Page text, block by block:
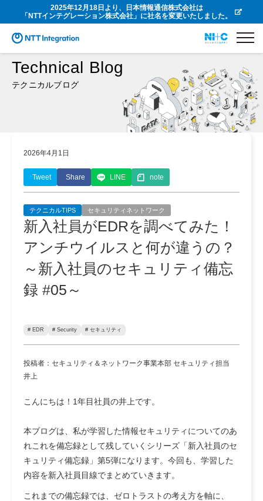
2025年12月18日より、日本情報通信株式会社は
「NTTインテグレーション株式会社」に社名を変更いたしました。
Technical Blog
テクニカルブログ
2026年4月1日
Tweet Share LINE note
テクニカルTIPS セキュリティネットワーク
新入社員がEDRを調べてみた！
アンチウイルスと何が違うの？
～新入社員のセキュリティ備忘
録 #05～
# EDR # Security # セキュリティ
投稿者：セキュリティ＆ネットワーク事業本部 セキュリティ担当
井上
こんにちは！1年目社員の井上です。
本ブログは、私が学習した情報セキュリティについてのあ
れこれを備忘録として残していくシリーズ「新入社員のセ
キュリティ備忘録」第5弾になります。今回も、学習した
内容を新入社員目線でまとめていきます。
これまでの備忘録では、ゼロトラストの考え方を軸に、